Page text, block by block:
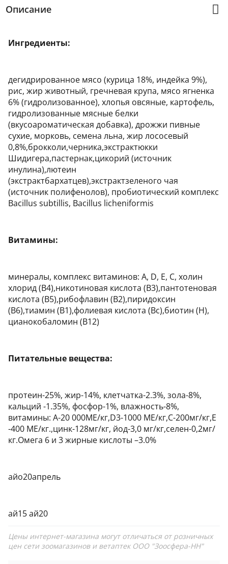
Описание
Ингредиенты:
дегидрированное мясо (курица 18%, индейка 9%),
рис, жир животный, гречневая крупа, мясо ягненка
6% (гидролизованное), хлопья овсяные, картофель,
гидролизованные мясные белки
(вкусоароматическая добавка), дрожжи пивные
сухие, морковь, семена льна, жир лососевый
0,8%,брокколи,черника,экстрактюкки
Шидигера,пастернак,цикорий (источник
инулина),лютеин
(экстрактбархатцев),экстрактзеленого чая
(источник полифенолов), пробиотический комплекс
Bacillus subtillis, Bacillus licheniformis
Витамины:
минералы, комплекс витаминов: А, D, Е, С, холин
хлорид (В4),никотиновая кислота (В3),пантотеновая
кислота (В5),рибофлавин (В2),пиридоксин
(В6),тиамин (В1),фолиевая кислота (Вс),биотин (Н),
цианокобаломин (В12)
Питательные вещества:
протеин-25%, жир-14%, клетчатка-2.3%, зола-8%,
кальций -1.35%, фосфор-1%, влажность-8%,
витамины: А-20 000МЕ/кг,D3-1000 МЕ/кг,С-200мг/кг,Е
-400 МЕ/кг.,цинк-128мг/кг, йод-3,0 мг/кг,селен-0,2мг/
кг.Омега 6 и 3 жирные кислоты –3.0%
айо20апрель
ай15 ай20
Цены интернет-магазина могут отличаться от розничных
цен сети зоомагазинов и ветаптек ООО "Зоосфера-НН"